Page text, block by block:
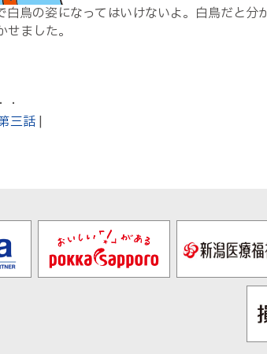
白鳥の姿になってはいけないよ。白鳥だと
ました。
三話 |